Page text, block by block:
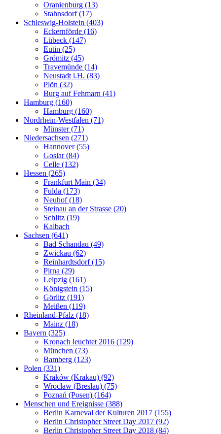
Oranienburg (13)
Stahnsdorf (17)
Schleswig-Holstein (403)
Eckernförde (16)
Lübeck (147)
Eutin (25)
Grömitz (45)
Travemünde (14)
Neustadt i.H. (83)
Plön (32)
Burg auf Fehmarn (41)
Hamburg (160)
Hamburg (160)
Nordrhein-Westfalen (71)
Münster (71)
Niedersachsen (271)
Hannover (55)
Goslar (84)
Celle (132)
Hessen (265)
Frankfurt Main (34)
Fulda (173)
Neuhof (18)
Steinau an der Strasse (20)
Schlitz (19)
Kalbach
Sachsen (641)
Bad Schandau (49)
Zwickau (62)
Reinhardtsdorf (15)
Pirna (29)
Leipzig (161)
Königstein (15)
Görlitz (191)
Meißen (119)
Rheinland-Pfalz (18)
Mainz (18)
Bayern (325)
Kronach leuchtet 2016 (129)
München (73)
Bamberg (123)
Polen (331)
Kraków (Krakau) (92)
Wrocław (Breslau) (75)
Poznań (Posen) (164)
Menschen und Ereignisse (388)
Berlin Karneval der Kulturen 2017 (155)
Berlin Christopher Street Day 2017 (92)
Berlin Christopher Street Day 2018 (84)